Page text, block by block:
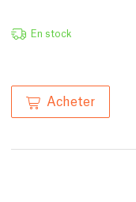
En stock
Acheter